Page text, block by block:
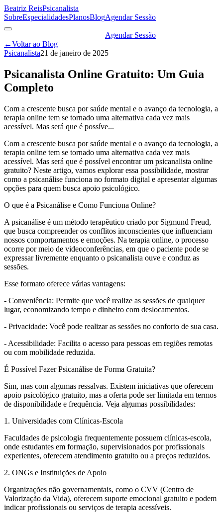
Beatriz ReisPsicanalista
SobreEspecialidadesPlanosBlogAgendar Sessão
Agendar Sessão
←Voltar ao Blog
Psicanalista21 de janeiro de 2025
Psicanalista Online Gratuito: Um Guia
Completo
Com a crescente busca por saúde mental e o avanço da tecnologia, a
terapia online tem se tornado uma alternativa cada vez mais
acessível. Mas será que é possíve...
Com a crescente busca por saúde mental e o avanço da tecnologia, a
terapia online tem se tornado uma alternativa cada vez mais
acessível. Mas será que é possível encontrar um psicanalista online
gratuito? Neste artigo, vamos explorar essa possibilidade, mostrar
como a psicanálise funciona no formato digital e apresentar algumas
opções para quem busca apoio psicológico.
O que é a Psicanálise e Como Funciona Online?
A psicanálise é um método terapêutico criado por Sigmund Freud,
que busca compreender os conflitos inconscientes que influenciam
nossos comportamentos e emoções. Na terapia online, o processo
ocorre por meio de videoconferências, em que o paciente pode se
expressar livremente enquanto o psicanalista ouve e conduz as
sessões.
Esse formato oferece várias vantagens:
- Conveniência: Permite que você realize as sessões de qualquer
lugar, economizando tempo e dinheiro com deslocamentos.
- Privacidade: Você pode realizar as sessões no conforto de sua casa.
- Acessibilidade: Facilita o acesso para pessoas em regiões remotas
ou com mobilidade reduzida.
É Possível Fazer Psicanálise de Forma Gratuita?
Sim, mas com algumas ressalvas. Existem iniciativas que oferecem
apoio psicológico gratuito, mas a oferta pode ser limitada em termos
de disponibilidade e frequência. Veja algumas possibilidades:
1. Universidades com Clínicas-Escola
Faculdades de psicologia frequentemente possuem clínicas-escola,
onde estudantes em formação, supervisionados por profissionais
experientes, oferecem atendimento gratuito ou a preços reduzidos.
2. ONGs e Instituições de Apoio
Organizações não governamentais, como o CVV (Centro de
Valorização da Vida), oferecem suporte emocional gratuito e podem
indicar profissionais ou serviços de terapia acessíveis.